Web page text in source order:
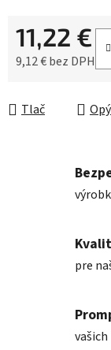
11,22 €
9,12 € bez DPH
Tlač
pre